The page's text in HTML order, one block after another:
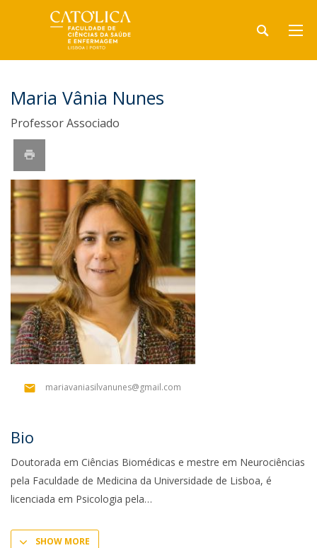
Maria Vânia Nunes
Professor Associado
mariavaniasilvanunes@gmail.com
Bio
Doutorada em Ciências Biomédicas e mestre em Neurociências
pela Faculdade de Medicina da Universidade de Lisboa, é
licenciada em Psicologia pela
SHOW MORE